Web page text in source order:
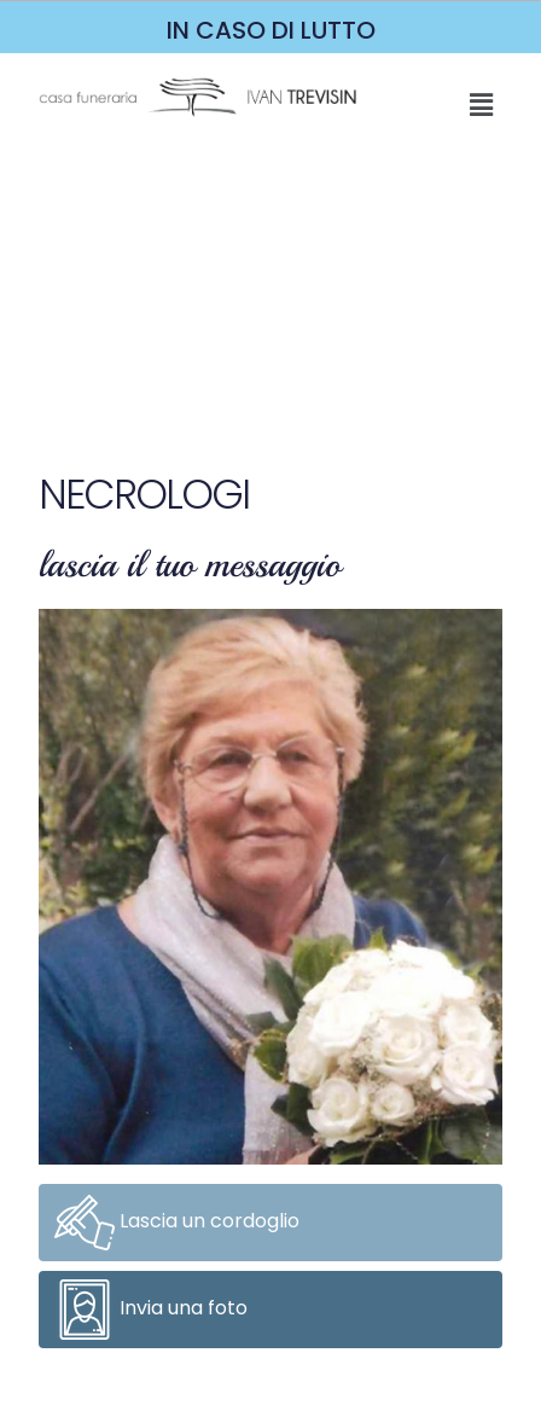
IN CASO DI LUTTO
NECROLOGI
lascia il tuo messaggio
Lascia un cordoglio
Invia una foto